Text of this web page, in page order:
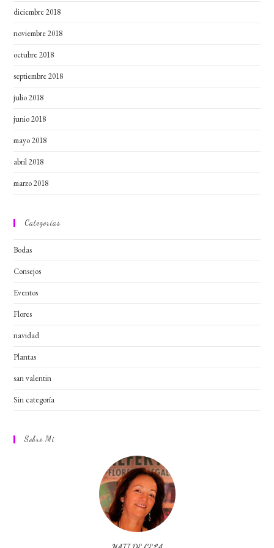
diciembre 2018
noviembre 2018
octubre 2018
septiembre 2018
julio 2018
junio 2018
mayo 2018
abril 2018
marzo 2018
Categorías
Bodas
Consejos
Eventos
Flores
navidad
Plantas
san valentin
Sin categoría
Sobre Mi